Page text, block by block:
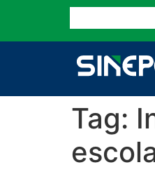
Tag: